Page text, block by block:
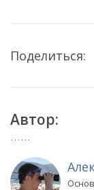
Поделиться:
Автор: